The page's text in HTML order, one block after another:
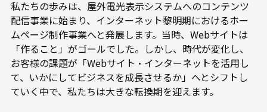
私たちの歩みは、屋外電光表示システムへのコンテンツ
配信事業に始まり、インターネット黎明期におけるホー
ムページ制作事業へと発展します。当時、Webサイトは
「作ること」がゴールでした。しかし、時代が変化し、
お客様の課題が「Webサイト・インターネットを活用し
て、いかにしてビジネスを成長させるか」へとシフトし
ていく中で、私たちは大きな転換期を迎えます。